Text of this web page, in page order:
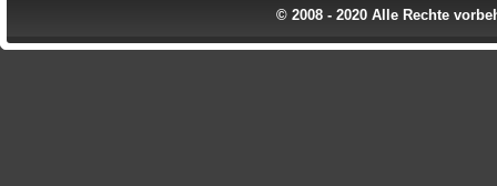
© 2008 - 2020 Alle Rechte